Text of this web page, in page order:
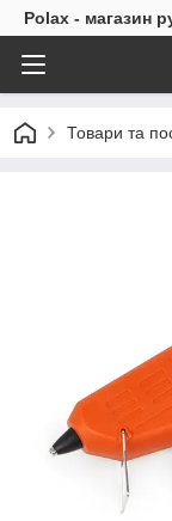
Polax - магазин
Товари та